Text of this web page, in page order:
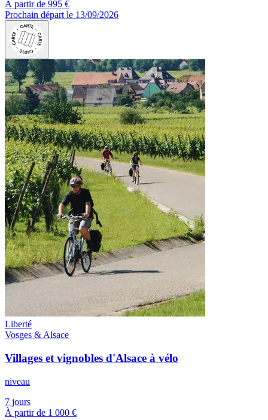
À partir de 995 €
Prochain départ le 13/09/2026
Liberté
Vosges & Alsace
Villages et vignobles d'Alsace à vélo
niveau
7 jours
À partir de 1 000 €